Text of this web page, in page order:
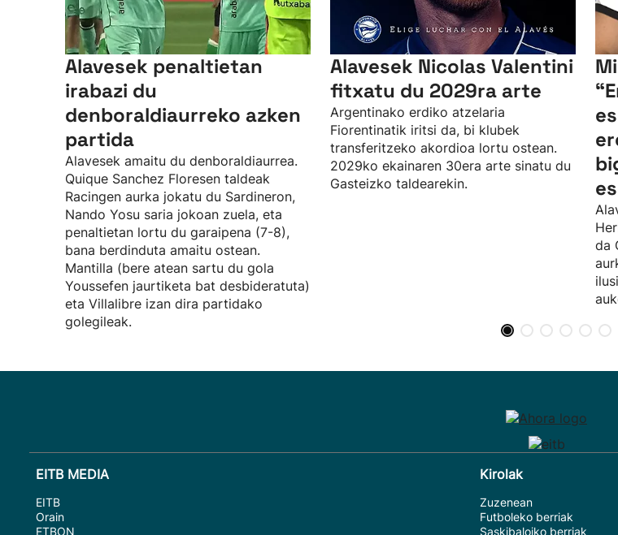
Alavesek penaltietan
irabazi du
denboraldiaurreko azken
partida
Alavesek amaitu du denboraldiaurrea.
Quique Sanchez Floresen taldeak
Racingen aurka jokatu du Sardineron,
Nando Yosu saria jokoan zuela, eta
penaltietan lortu du garaipena (7-8),
bana berdinduta amaitu ostean.
Mantilla (bere atean sartu du gola
Youssefen jaurtiketa bat desbideratuta)
eta Villalibre izan dira partidako
golegileak.
Alavesek Nicolas Valentini
fitxatu du 2029ra arte
Argentinako erdiko atzelaria
Fiorentinatik iritsi da, bi klubek
transferitzeko akordioa lortu ostean.
2029ko ekainaren 30era arte sinatu du
Gasteizko taldearekin.
da
EITB MEDIA
EITB
Orain
ETBON
Kirolak
Zuzenean
Futboleko berriak
Saskibaloiko berriak